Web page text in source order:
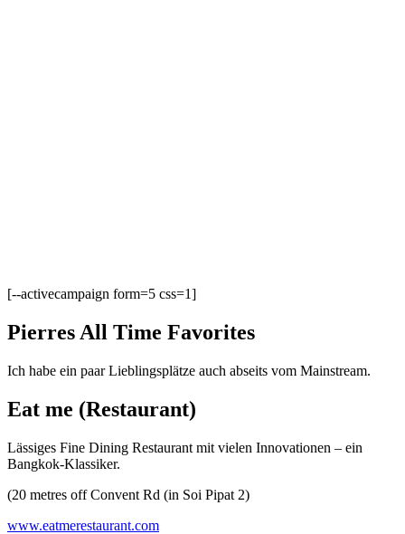
[--activecampaign form=5 css=1]
Pierres All Time Favorites
Ich habe ein paar Lieblingsplätze auch abseits vom Mainstream.
Eat me (Restaurant)
Lässiges Fine Dining Restaurant mit vielen Innovationen – ein
Bangkok-Klassiker.
(20 metres off Convent Rd (in Soi Pipat 2)
www.eatmerestaurant.com